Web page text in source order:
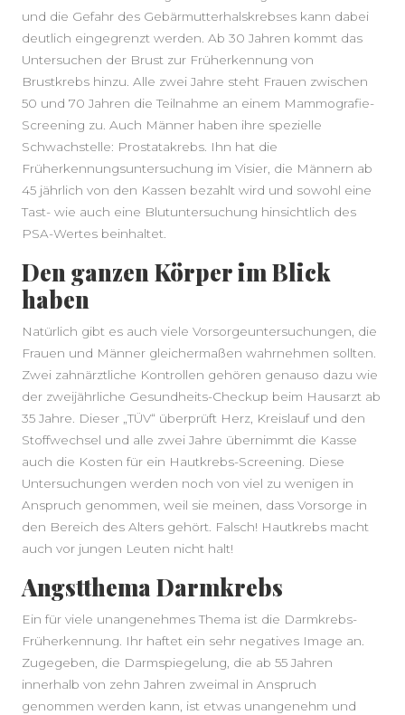
und die Gefahr des Gebärmutterhalskrebses kann dabei
deutlich eingegrenzt werden. Ab 30 Jahren kommt das
Untersuchen der Brust zur Früherkennung von
Brustkrebs hinzu. Alle zwei Jahre steht Frauen zwischen
50 und 70 Jahren die Teilnahme an einem Mammografie-
Screening zu. Auch Männer haben ihre spezielle
Schwachstelle: Prostatakrebs. Ihn hat die
Früherkennungsuntersuchung im Visier, die Männern ab
45 jährlich von den Kassen bezahlt wird und sowohl eine
Tast- wie auch eine Blutuntersuchung hinsichtlich des
PSA-Wertes beinhaltet.
Den ganzen Körper im Blick
haben
Natürlich gibt es auch viele Vorsorgeuntersuchungen, die
Frauen und Männer gleichermaßen wahrnehmen sollten.
Zwei zahnärztliche Kontrollen gehören genauso dazu wie
der zweijährliche Gesundheits-Checkup beim Hausarzt ab
35 Jahre. Dieser „TÜV“ überprüft Herz, Kreislauf und den
Stoffwechsel und alle zwei Jahre übernimmt die Kasse
auch die Kosten für ein Hautkrebs-Screening. Diese
Untersuchungen werden noch von viel zu wenigen in
Anspruch genommen, weil sie meinen, dass Vorsorge in
den Bereich des Alters gehört. Falsch! Hautkrebs macht
auch vor jungen Leuten nicht halt!
Angstthema Darmkrebs
Ein für viele unangenehmes Thema ist die Darmkrebs-
Früherkennung. Ihr haftet ein sehr negatives Image an.
Zugegeben, die Darmspiegelung, die ab 55 Jahren
innerhalb von zehn Jahren zweimal in Anspruch
genommen werden kann, ist etwas unangenehm und